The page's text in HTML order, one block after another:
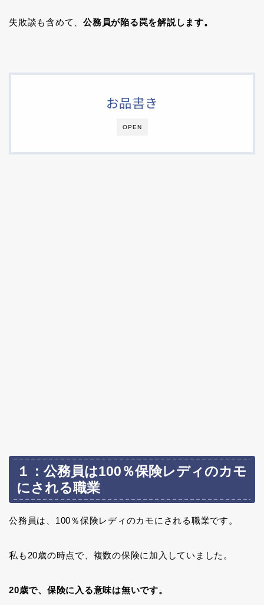
失敗談も含めて、公務員が陥る罠を解説します。
OPEN
お品書き
１：公務員は100％保険レディのカモ
にされる職業
公務員は、100％保険レディのカモにされる職業です。
私も20歳の時点で、複数の保険に加入していました。
20歳で、保険に入る意味は無いです。